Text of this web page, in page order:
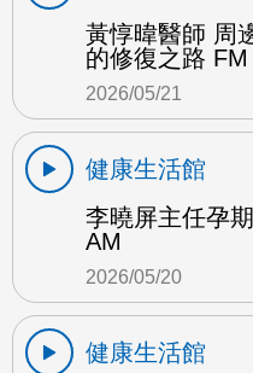
黃惇暐醫師 周
的修復之路 FM
2026/05/21
健康生活館
李曉屏主任孕
AM
2026/05/20
健康生活館